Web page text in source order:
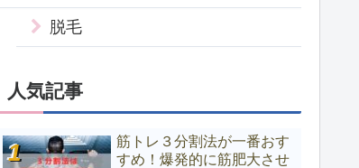
脱毛
人気記事
筋トレ３分割法が一番おす
すめ！爆発的に筋肥大させ